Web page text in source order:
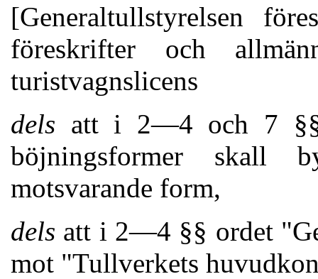
[Generaltullstyrelsen
föreskrifter och
turistvagnslicens
dels att i 2—4 och 7
böjningsformer
motsvarande form,
dels att i 2—4 §§ ordet
mot "Tullverkets